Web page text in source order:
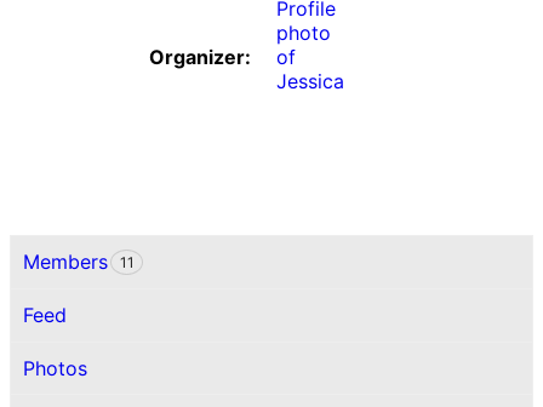
Organizer:
Members 11
Feed
Photos